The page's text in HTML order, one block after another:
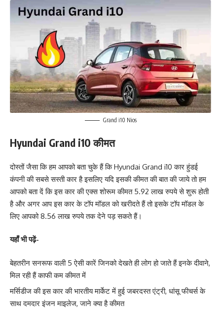
Grand i10 Nios
Hyundai Grand i10 कीमत
दोस्तों जैसा कि हम आपको बता चुके हैं कि Hyundai Grand i10 कार हुंडई
कंपनी की सबसे सस्ती कार है इसलिए यदि इसकी कीमत की बात की जाये तो हम
आपको बता दें कि इस कार की एक्स शोरूम कीमत 5.92 लाख रुपये से शुरू होती
है और अगर आप इस कार के टॉप मॉडल को खरीदते हैं तो इसके टॉप मॉडल के
लिए आपको 8.56 लाख रुपये तक देने पड़ सकते हैं।
यहाँ भी पढ़ें-
बेहतरीन सनरूफ वाली 5 ऐसी कारें जिनको देखते ही लोग हो जाते हैं इनके दीवाने,
मिल रही हैं काफी कम कीमत में
मर्सिडीज की इस कार की भारतीय मार्केट में हुई जबरदस्त एंट्री, धांसू फीचर्स के
साथ दमदार इंजन माइलेज, जाने क्या है कीमत